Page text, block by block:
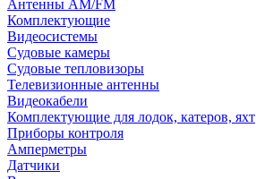
Антенны AM/FM
Комплектующие
Видеосистемы
Судовые камеры
Cудовые тепловизоры
Телевизионные антенны
Видеокабели
Комплектующие для лодок, катеров, яхт
Приборы контроля
Амперметры
Датчики